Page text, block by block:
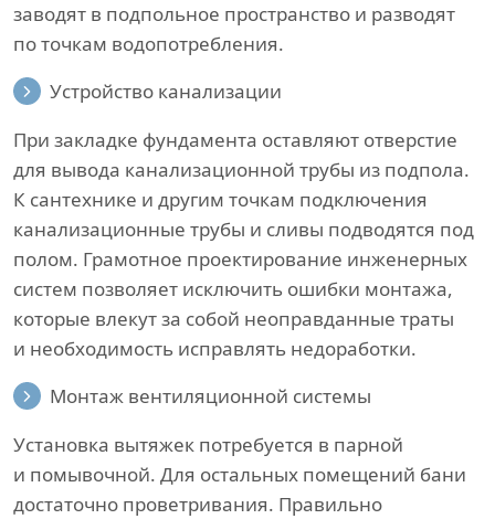
заводят в подпольное пространство и разводят
по точкам водопотребления.
Устройство канализации
При закладке фундамента оставляют отверстие
для вывода канализационной трубы из подпола.
К сантехнике и другим точкам подключения
канализационные трубы и сливы подводятся под
полом. Грамотное проектирование инженерных
систем позволяет исключить ошибки монтажа,
которые влекут за собой неоправданные траты
и необходимость исправлять недоработки.
Монтаж вентиляционной системы
Установка вытяжек потребуется в парной
и помывочной. Для остальных помещений бани
достаточно проветривания. Правильно